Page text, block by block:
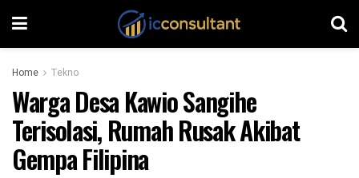
Home Tekno
Warga Desa Kawio Sangihe
Terisolasi, Rumah Rusak Akibat
Gempa Filipina